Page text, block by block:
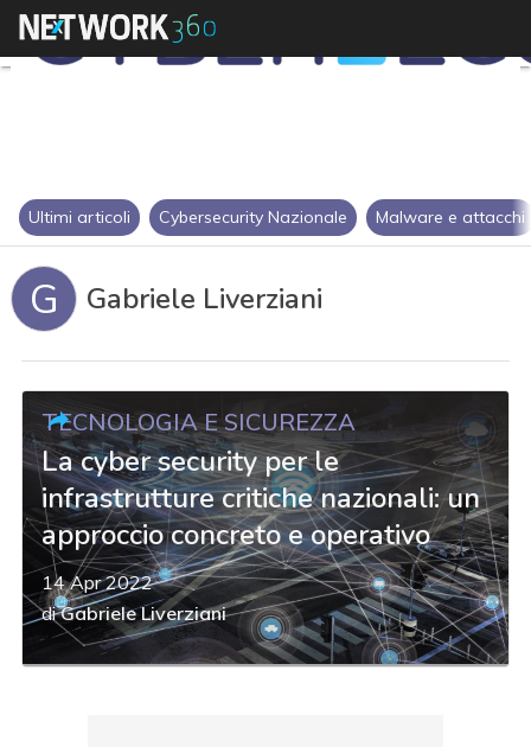
Ultimi articoli Cybersecurity Nazionale Malware e attacchi
G Gabriele Liverziani
TECNOLOGIA E SICUREZZA
La cyber security per le
infrastrutture critiche nazionali: un
approccio concreto e operativo
14 Apr 2022
diGabriele Liverziani